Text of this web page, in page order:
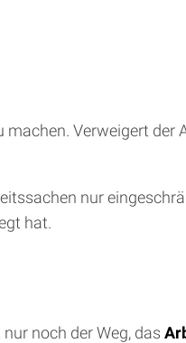
Verweigert der
nur
hat.
noch der Weg, das